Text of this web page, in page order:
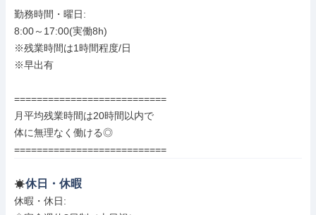
勤務時間・曜日:
8:00～17:00(実働8h)
※残業時間は1時間程度/日
※早出有
===========================
月平均残業時間は20時間以内で
体に無理なく働ける◎
===========================
休日・休暇
休暇・休日: